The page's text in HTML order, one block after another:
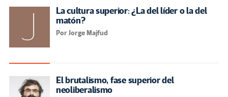
La cultura superior: ¿La del líder o la del
matón?
Por Jorge Majfud
El brutalismo, fase superior del
neoliberalismo